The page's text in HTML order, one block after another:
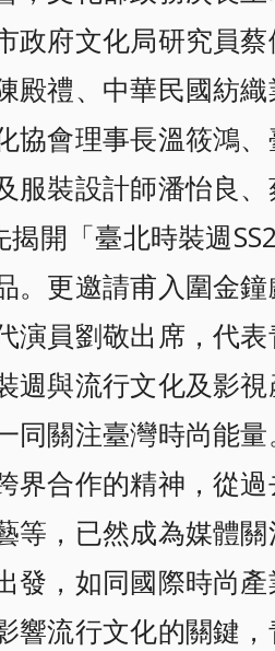
政府文化局研究員
禮、 中華民國紡
協會理事長溫筱鴻、
服裝設計師潘怡良、
開「臺北時裝週
更邀請甫入圍金
演員劉敬出席，代
週與流行文化及影
同關注臺灣時尚能
界合作的精神，從
等， 已然成為媒體
發， 如同國際時尚
響流行文化的關鍵